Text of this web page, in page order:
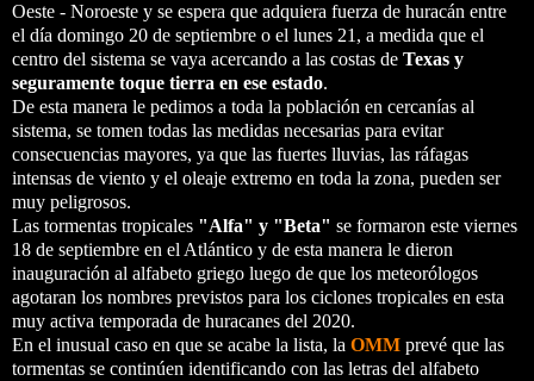
Oeste - Noroeste y se espera que adquiera fuerza de huracán entre
el día domingo 20 de septiembre o el lunes 21, a medida que el
centro del sistema se vaya acercando a las costas de Texas y
seguramente toque tierra en ese estado.
De esta manera le pedimos a toda la población en cercanías al
sistema, se tomen todas las medidas necesarias para evitar
consecuencias mayores, ya que las fuertes lluvias, las ráfagas
intensas de viento y el oleaje extremo en toda la zona, pueden ser
muy peligrosos.
Las tormentas tropicales "Alfa" y "Beta" se formaron este viernes
18 de septiembre en el Atlántico y de esta manera le dieron
inauguración al alfabeto griego luego de que los meteorólogos
agotaran los nombres previstos para los ciclones tropicales en esta
muy activa temporada de huracanes del 2020.
En el inusual caso en que se acabe la lista, la OMM prevé que las
tormentas se continúen identificando con las letras del alfabeto